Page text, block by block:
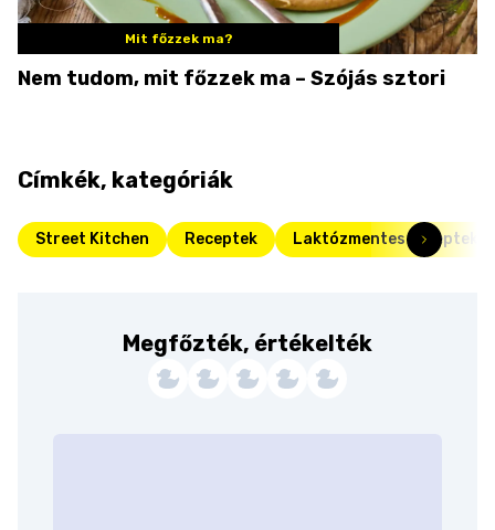
Mit főzzek ma?
Nem tudom, mit főzzek ma – Szójás sztori
Címkék, kategóriák
Street Kitchen Receptek Laktózmentes receptek
Megfőzték, értékelték